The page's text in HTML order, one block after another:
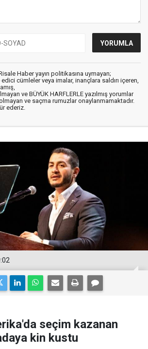
Haber yayın politikasına uymayan;
cümleler veya imalar, inançlara saldırı içeren,
ve BÜYÜK HARFLERLE yazılmış yorumlar
olmayan ve saçma rumuzlar onaylanmamaktadır.
ederiz.
seçim kazanan
kin kustu